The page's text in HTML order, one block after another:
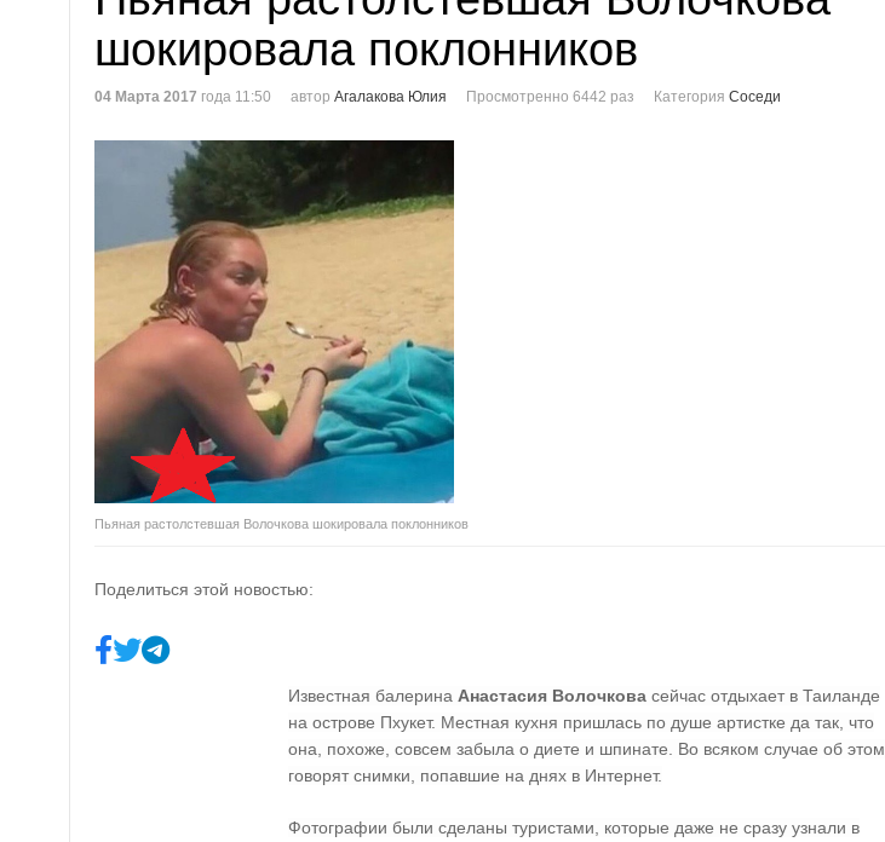
шокировала поклонников
04 Марта 2017 года 11:50 автор Агалакова Юлия Просмотренно 6442 раз Категория Соседи
Пьяная растолстевшая Волочкова шокировала поклонников
Поделиться этой новостью:
Известная балерина Анастасия Волочкова сейчас отдыхает в Таиланде
на острове Пхукет. Местная кухня пришлась по душе артистке да так, что
она, похоже, совсем забыла о диете и шпинате. Во всяком случае об этом
говорят снимки, попавшие на днях в Интернет.
Фотографии были сделаны туристами, которые даже не сразу узнали в